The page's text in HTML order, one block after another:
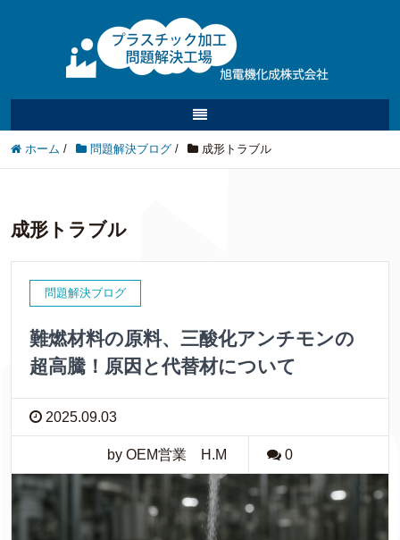
ホーム / 問題解決ブログ / 成形トラブル
成形トラブル
問題解決ブログ
難燃材料の原料、三酸化アンチモンの
超高騰！原因と代替材について
2025.09.03
by OEM営業 H.M 0